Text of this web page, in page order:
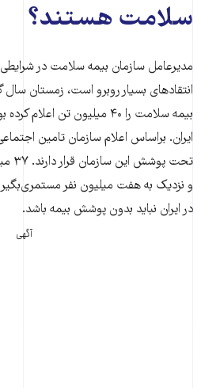
سلامت هستند؟
مدیرعامل سازمان بیمه سلامت در شرایطی
انتقادهای بسیار روبرو است،
بیمه سلامت را ۴۰ میلیون تن
و نزدیک به هفت میلیون نفر
در ایران نباید بدون پوشش بیمه باشد.
آگهی